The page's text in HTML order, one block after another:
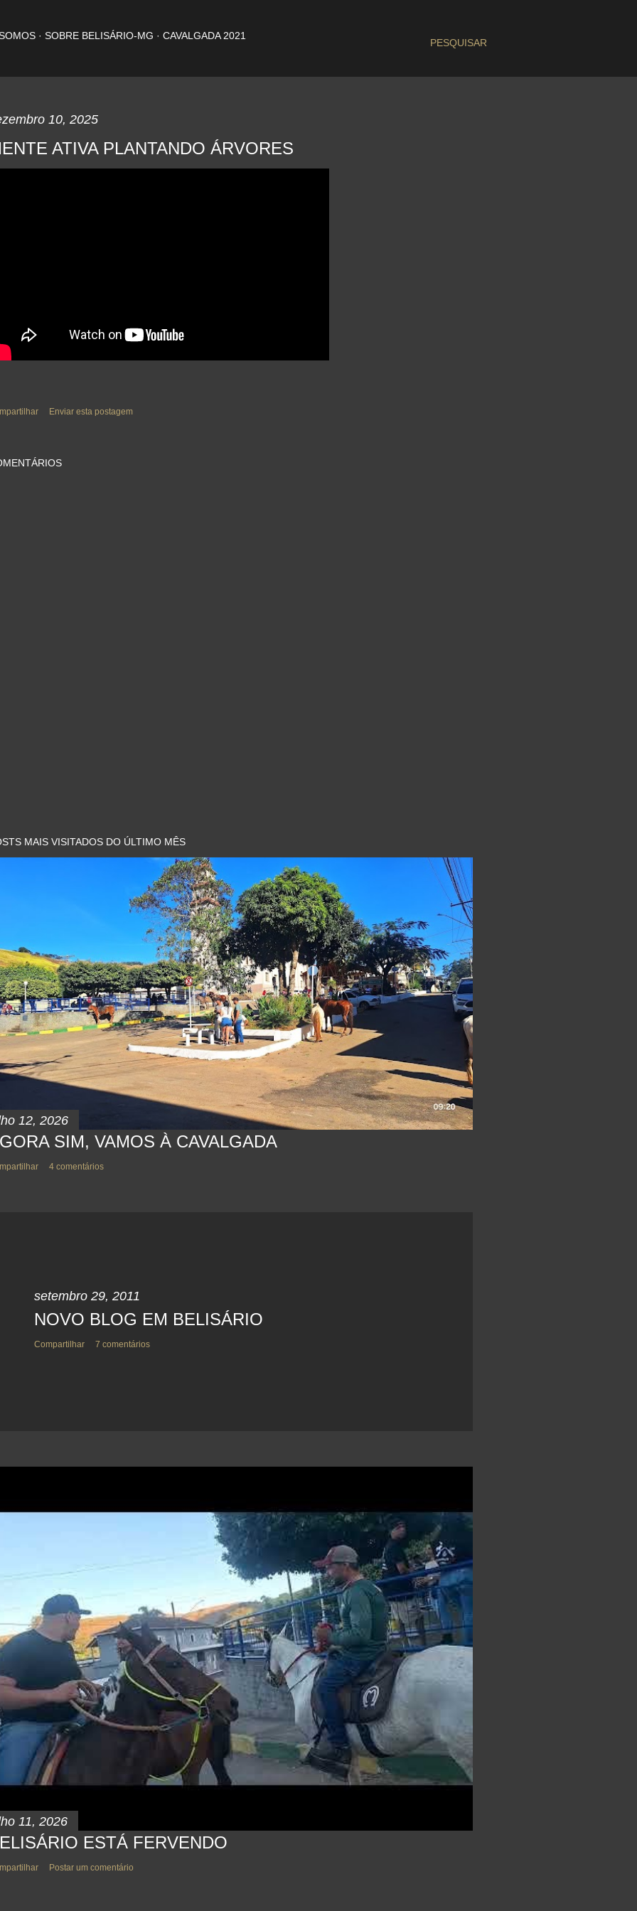
PESQUISAR
SOBRE BELISÁRIO-MG CAVALGADA 2021
10, 2025
ATIVA PLANTANDO ÁRVORES
Enviar esta postagem
MAIS VISITADOS DO ÚLTIMO MÊS
12, 2026
SIM, VAMOS À CAVALGADA
4 comentários
setembro 29, 2011
NOVO BLOG EM BELISÁRIO
Compartilhar 7 comentários
11, 2026
ESTÁ FERVENDO
Postar um comentário